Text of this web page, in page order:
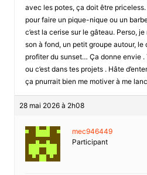
avec les potes, ça doit être
pour faire un pique-nique ou un
c’est la cerise sur le gâteau. Perso,
son à fond, un petit groupe autour, le
profiter du sunset… Ça donne envie .
ou c’est dans tes projets . Hâte
ça pnurrait bien me motiver à me
28 mai 2026 à 2h08
mec946449
Participant